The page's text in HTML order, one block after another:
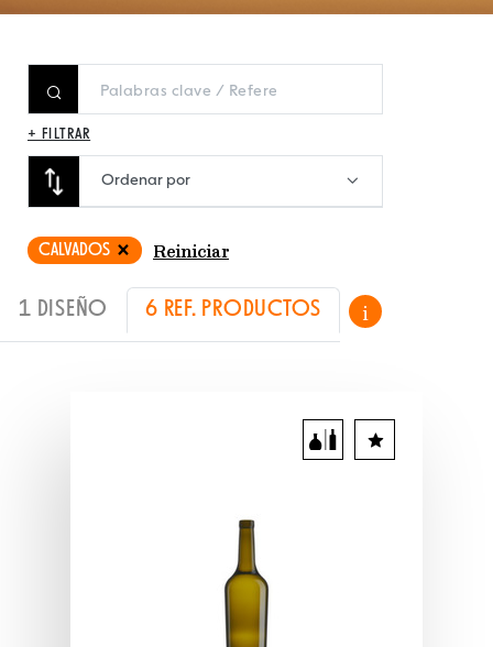
+ FILTRAR
Ordenar por
CALVADOS Reiniciar
1 DISEÑO 6 REF. PRODUCTOS i